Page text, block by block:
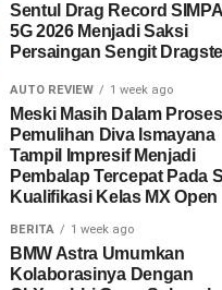
Sentul Drag Record
5G 2026 Menjadi Saksi
Persaingan Sengit
AUTO REVIEW 1 week ago
Meski Masih Dalam Proses
Pemulihan Diva Ismayana
Tampil Impresif Menjadi
Pembalap Tercepat Pada
Kualifikasi Kelas MX Open
BERITA 1 week ago
BMW Astra Umumkan
Kolaborasinya Dengan